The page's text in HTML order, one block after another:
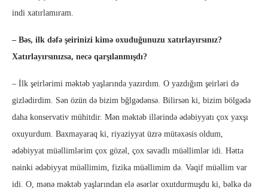
indi xatırlamıram.
– Bəs, ilk dəfə şeirinizi kimə oxuduğunuzu xatırlayırsınız?
Xatırlayırsınızsa, necə qarşılanmışdı?
– İlk şeirlərimi məktəb yaşlarında yazırdım. O yazdığım şeirləri də
gizlədirdim. Sən özün də bizim bğlgədənsə. Bilirsən ki, bizim bölgədə
daha konservativ mühitdir. Mən məktəb illərində ədəbiyyatı çox yaxşı
oxuyurdum. Baxmayaraq ki, riyaziyyat üzrə mütəxəsis oldum,
ədəbiyyat müəllimlərim çox gözəl, çox savadlı müəllimlər idi. Hətta
nəinki ədəbiyyat müəllimim, fizika müəllimim də. Vaqif müəllim var
idi. O, mənə məktəb yaşlarından elə əsərlər oxutdurmuşdu ki, bəlkə də